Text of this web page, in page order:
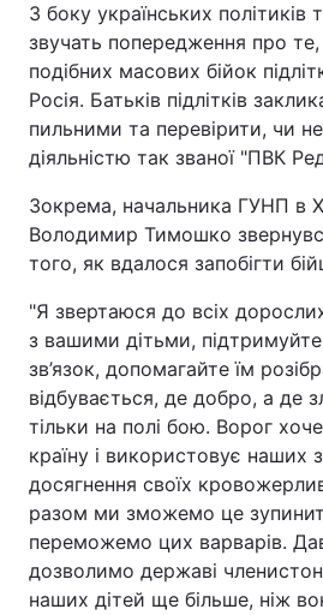
З боку українських політиків
звучать попередження про
подібних масових бійок
Росія. Батьків підлітків
пильними та перевірити, чи
діяльністю так званої "ПВК
Зокрема, начальника ГУНП в
Володимир Тимошко
того, як вдалося запобігти
"Я звертаюся до всіх
з вашими дітьми,
зв’язок, допомагайте їм
відбувається, де добро, а де
тільки на полі бою. Ворог
країну і використовує наших
досягнення своїх
разом ми зможемо це
переможемо цих варварів.
дозволимо державі
наших дітей ще більше, ніж